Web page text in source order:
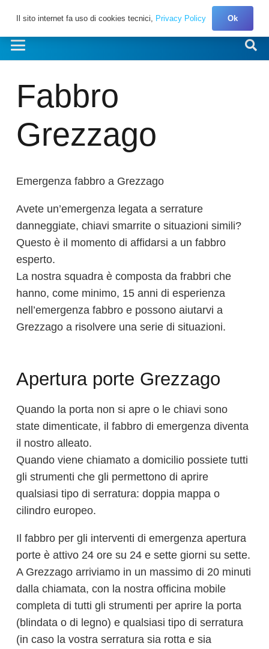
Fabbro
Grezzago
Emergenza fabbro a Grezzago
Avete un’emergenza legata a serrature
danneggiate, chiavi smarrite o situazioni simili?
Questo è il momento di affidarsi a un fabbro
esperto.
La nostra squadra è composta da frabbri che
hanno, come minimo, 15 anni di esperienza
nell’emergenza fabbro e possono aiutarvi a
Grezzago a risolvere una serie di situazioni.
Apertura porte Grezzago
Quando la porta non si apre o le chiavi sono
state dimenticate, il fabbro di emergenza diventa
il nostro alleato.
Quando viene chiamato a domicilio possiete tutti
gli strumenti che gli permettono di aprire
qualsiasi tipo di serratura: doppia mappa o
cilindro europeo.
Il fabbro per gli interventi di emergenza apertura
porte è attivo 24 ore su 24 e sette giorni su sette.
A Grezzago arriviamo in un massimo di 20 minuti
dalla chiamata, con la nostra officina mobile
completa di tutti gli strumenti per aprire la porta
(blindata o di legno) e qualsiasi tipo di serratura
(in caso la vostra serratura sia rotta e sia
Il sito internet fa uso di cookies tecnici, Privacy Policy Ok